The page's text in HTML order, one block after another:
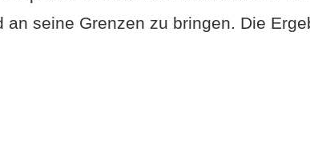
seine Grenzen zu bringen. Die